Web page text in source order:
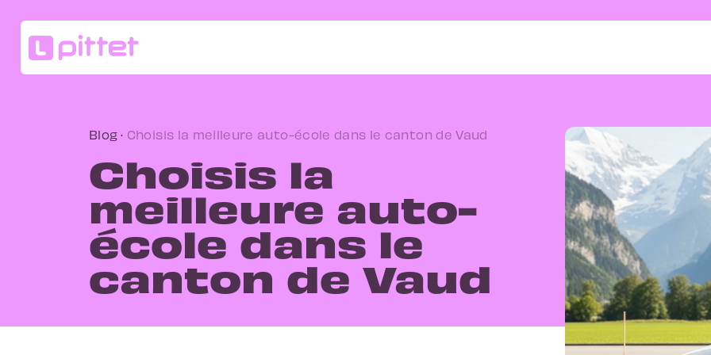
Blog · Choisis la meilleure auto-école dans le canton de Vaud
Choisis la
meilleure auto-
école dans le
canton de Vaud